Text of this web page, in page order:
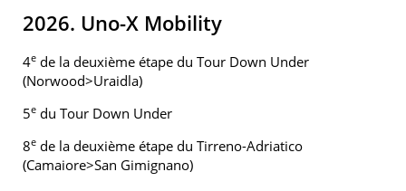
2026. Uno-X Mobility
4e de la deuxième étape du Tour Down Under
(Norwood>Uraidla)
5e du Tour Down Under
8e de la deuxième étape du Tirreno-Adriatico
(Camaiore>San Gimignano)